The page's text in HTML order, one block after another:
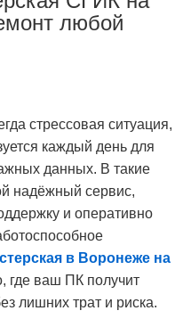
любой
стрессовая ситуация,
каждый день для
данных. В такие
надёжный сервис,
и оперативно
в Воронеже на
где ваш ПК получит
лишних трат и риска.